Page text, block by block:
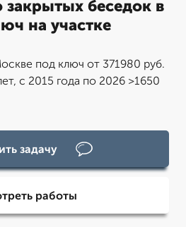
закрытых беседок в
на участке
под ключ от 371980 руб.
с 2015 года по 2026 >1650
задачу
работы